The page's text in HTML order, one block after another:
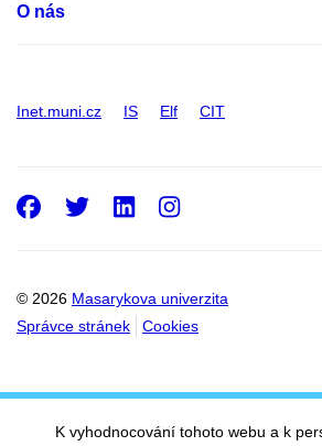
O nás
Inet.muni.cz IS Elf CIT
© 2026 Masarykova univerzita
Správce stránek
Cookies
Facebook
Twitter
LinkedIn
K vyhodnocování tohoto webu a k